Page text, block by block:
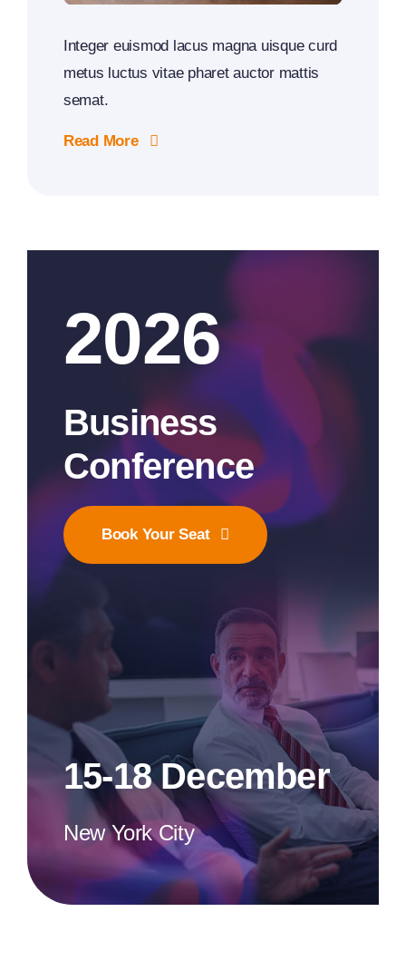
Integer euismod lacus magna uisque curd
metus luctus vitae pharet auctor mattis
semat.
Read More
2026
Business
Conference
Book Your Seat
15-18 December
New York City